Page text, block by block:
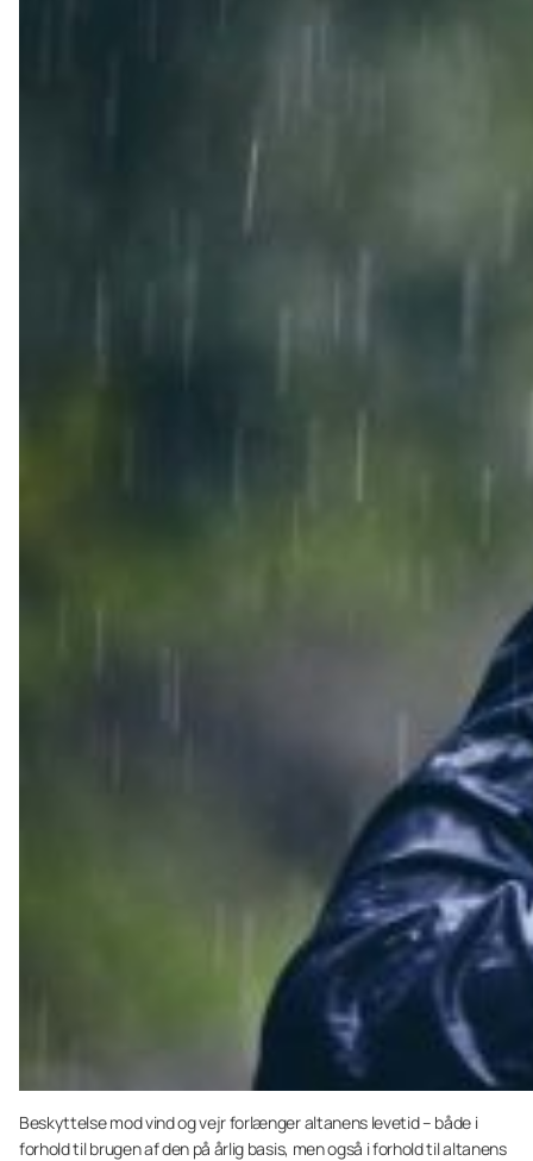
Beskyttelse mod vind og vejr forlænger altanens levetid – både i
forhold til brugen af den på årlig basis, men også i forhold til altanens